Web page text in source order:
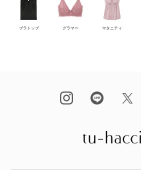
ブラトップ グラマー マタニティ